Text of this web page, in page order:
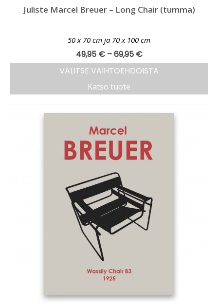
Juliste Marcel Breuer – Long Chair (tumma)
50 x 70 cm ja 70 x 100 cm
49,95 € –69,95 €
VALITSE VAIHTOEHDOISTA
Katso tuote